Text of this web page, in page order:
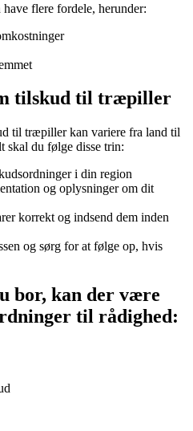
flere fordele, herunder:
tilskud til træpiller
til træpiller kan variere fra land til
skal du følge disse trin:
i din region
og oplysninger om dit
korrekt og indsend dem inden
og sørg for at følge op, hvis
bor, kan der være
til rådighed: